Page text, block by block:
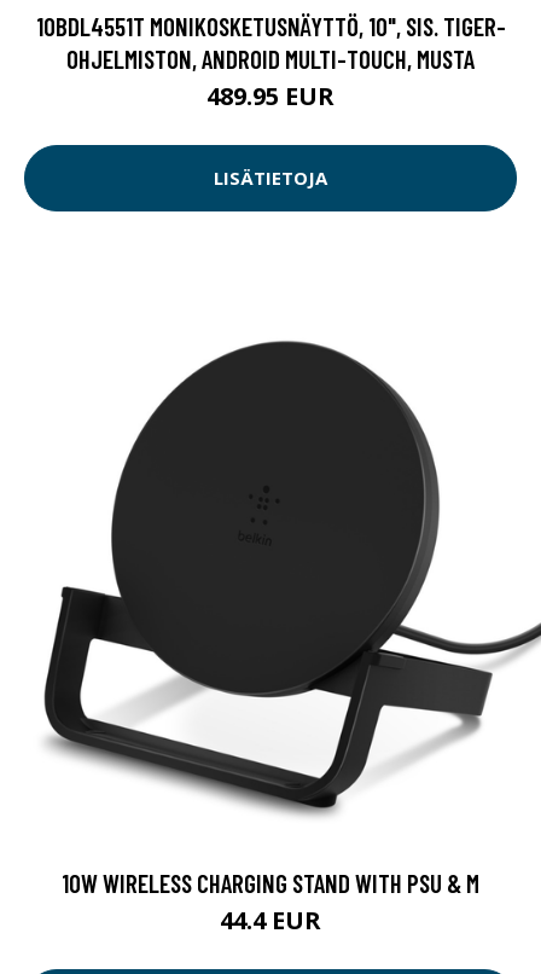
10BDL4551T MONIKOSKETUSNÄYTTÖ, 10", SIS. TIGER-
OHJELMISTON, ANDROID MULTI-TOUCH, MUSTA
489.95 EUR
LISÄTIETOJA
10W WIRELESS CHARGING STAND WITH PSU & M
44.4 EUR